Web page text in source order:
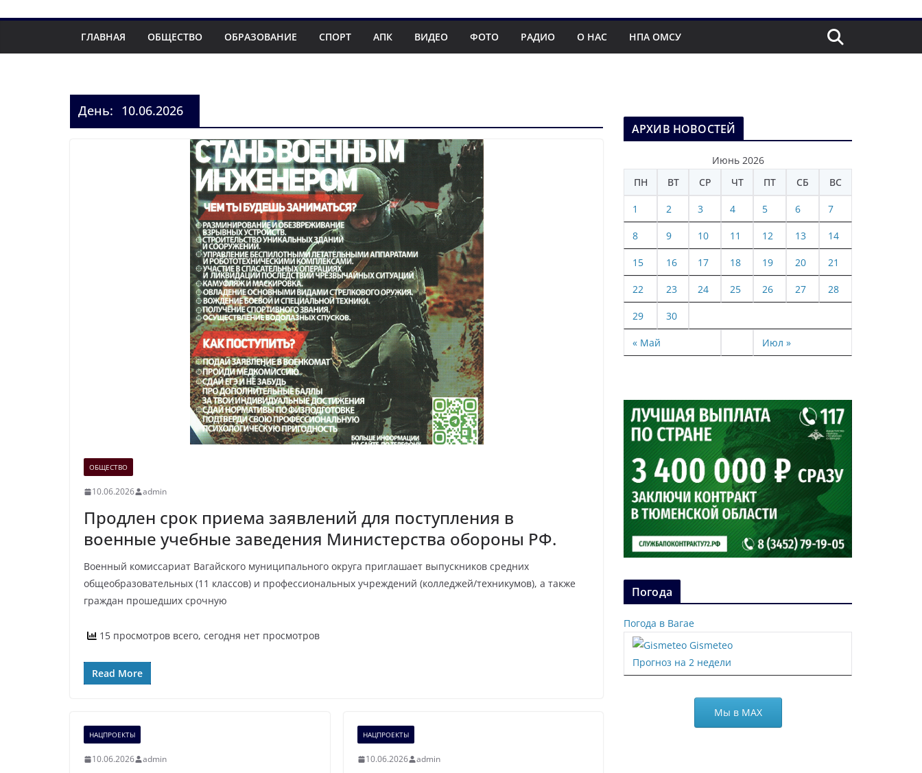
ГЛАВНАЯ ОБЩЕСТВО ОБРАЗОВАНИЕ СПОРТ АПК ВИДЕО ФОТО РАДИО О НАС НПА ОМСУ
День: 10.06.2026
ОБЩЕСТВО
10.06.2026 admin
Продлен срок приема заявлений для поступления в
военные учебные заведения Министерства обороны РФ.
Военный комиссариат Вагайского муниципального округа приглашает выпускников средних
общеобразовательных (11 классов) и профессиональных учреждений (колледжей/техникумов), а также
граждан прошедших срочную
15 просмотров всего, сегодня нет просмотров
Read More
НАЦПРОЕКТЫ
10.06.2026 admin
НАЦПРОЕКТЫ
10.06.2026 admin
АРХИВ НОВОСТЕЙ
Июнь 2026
ПН
ВТ СР ЧТ ПТ СБ ВС
« Май Июл »
1 2 3 4 5 6 7
8 9 10 11 12 13 14
15 16 17 18 19 20 21
22 23 24 25 26 27 28
29 30
Погода
Погода в Вагае
Gismeteo
Прогноз на 2 недели
Мы в МАХ